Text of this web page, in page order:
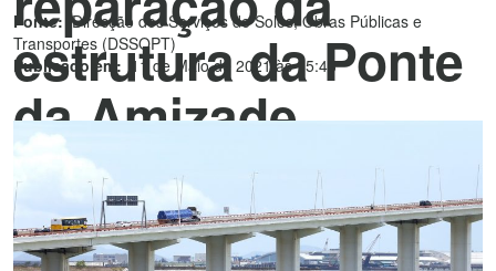
estrutura da Ponte
da Amizade
Fonte: Direcção dos Serviços de Solos, Obras Públicas e
Transportes (DSSOPT)
Publicado em:
11 de Maio de 2021 às 15:43